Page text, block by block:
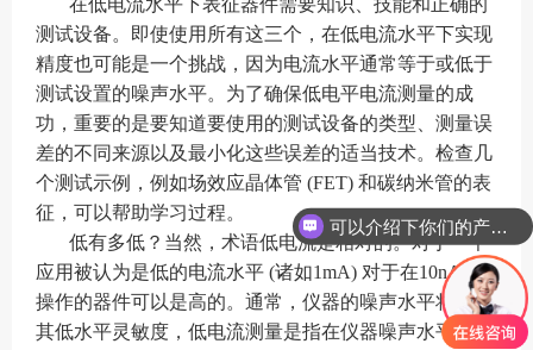
在低电流水平下表征器件需要知识、技能和正确的
测试设备。即使使用所有这三个，在低电流水平下实现
精度也可能是一个挑战，因为电流水平通常等于或低于
测试设置的噪声水平。为了确保低电平电流测量的成
功，重要的是要知道要使用的测试设备的类型、测量误
差的不同来源以及最小化这些误差的适当技术。检查几
个测试示例，例如场效应晶体管 (FET) 和碳纳米管的表
征，可以帮助学习过程。
低有多低？当然，术语低电流是相对的。对于一个
应用被认为是低的电流水平 (诸如1mA) 对于在10nA下
操作的器件可以是高的。通常，仪器的噪声水平将建立
其低水平灵敏度，低电流测量是指在仪器噪声水平附近
可以介绍下你们的产品么？